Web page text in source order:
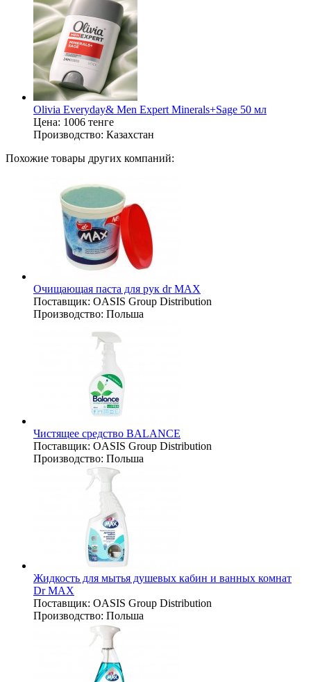
Olivia Everyday& Men Expert Minerals+Sage 50 мл
Цена: 1006 тенге
Производство: Казахстан
Похожие товары других компаний:
Очищающая паста для рук dr MAX
Поставщик: OASIS Group Distribution
Производство: Польша
Чистящее средство BALANCE
Поставщик: OASIS Group Distribution
Производство: Польша
Жидкость для мытья душевых кабин и ванных комнат
Dr MAX
Поставщик: OASIS Group Distribution
Производство: Польша